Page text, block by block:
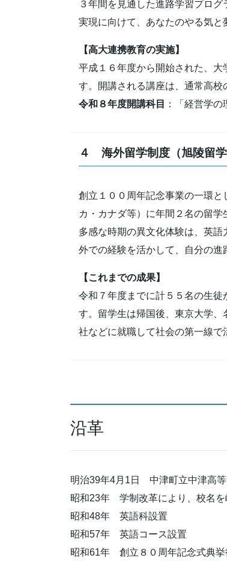
３年間を見通した進路学習プログ
実現に向けて、あなたのやる気と
【高大連携教育の実施】
平成１６年度から開始された、
す。開講される講座は、通常高校
令和８年度開講科目
：「経営学
４ 海外留学制度（旭陵留学
創立１００周年記念事業の一環
カ・カナダ等）に年間２名の留
多感な時期の異文化体験は、英
外での経験を活かして、自分の進
【これまでの成果】
令和７年度までに計５５名の生
す。留学生は帰国後、東京大学
社などに就職して社会の第一線で
沿革
明治39年4月1日 中津町立中津高
昭和23年 学制改革により、校名を
昭和48年 英語科設置
昭和57年 英語コース設置
昭和61年 創立８０周年記念式典挙